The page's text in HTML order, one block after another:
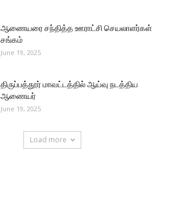
ஆணையரை சந்தித்த ஊராட்சி செயலாளர்கள்
சங்கம்
June 19, 2025
திருப்பத்தூர் மாவட்டத்தில் ஆய்வு நடத்திய
ஆணையர்
June 19, 2025
Load more